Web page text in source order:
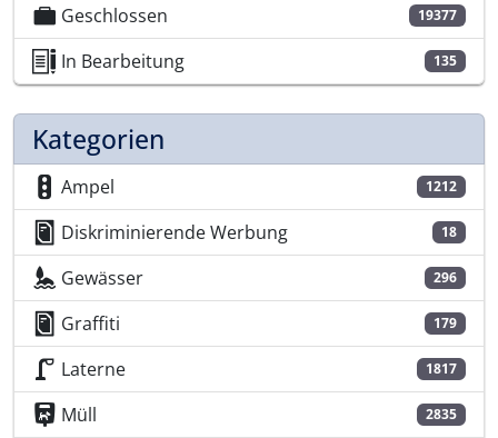
Geschlossen 19377
In Bearbeitung 135
Kategorien
Ampel 1212
Diskriminierende Werbung 18
Gewässer 296
Graffiti 179
Laterne 1817
Müll 2835